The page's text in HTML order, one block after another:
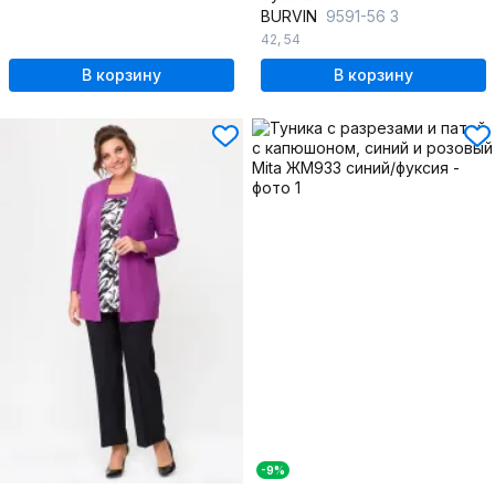
В корзину
BURVIN 9591-56 3
42, 54
В корзину
-9%